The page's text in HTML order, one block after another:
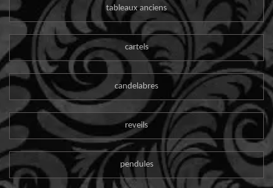
tableaux anciens
cartels
candelabres
reveils
pendules